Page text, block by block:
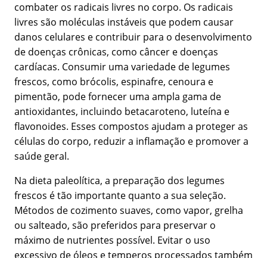
combater os radicais livres no corpo. Os radicais
livres são moléculas instáveis que podem causar
danos celulares e contribuir para o desenvolvimento
de doenças crônicas, como câncer e doenças
cardíacas. Consumir uma variedade de legumes
frescos, como brócolis, espinafre, cenoura e
pimentão, pode fornecer uma ampla gama de
antioxidantes, incluindo betacaroteno, luteína e
flavonoides. Esses compostos ajudam a proteger as
células do corpo, reduzir a inflamação e promover a
saúde geral.
Na dieta paleolítica, a preparação dos legumes
frescos é tão importante quanto a sua seleção.
Métodos de cozimento suaves, como vapor, grelha
ou salteado, são preferidos para preservar o
máximo de nutrientes possível. Evitar o uso
excessivo de óleos e temperos processados também